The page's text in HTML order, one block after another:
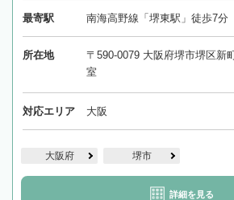
最寄駅 南海高野線「堺東駅」徒歩7分
所在地
〒590-0079 大阪府堺市堺区新
室
対応エリア 大阪
大阪府 堺市
詳細を見る